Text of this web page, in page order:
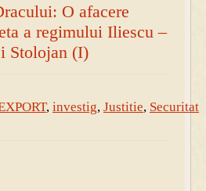
O afacere
a regimului Iliescu –
Stolojan (I)
, investig, Justitie, Securitate